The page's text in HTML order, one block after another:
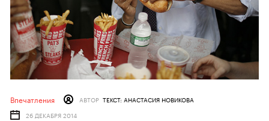
Впечатления АВТОР ТЕКСТ: АНАСТАСИЯ НОВИКОВА
26 ДЕКАБРЯ 2014